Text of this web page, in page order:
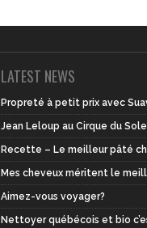
LATEST NEWS
Propreté à petit prix avec
Jean Leloup au Cirque du
Recette – Le meilleur pâté
Mes cheveux méritent le
Aimez-vous voyager?
Nettoyer québécois et bio